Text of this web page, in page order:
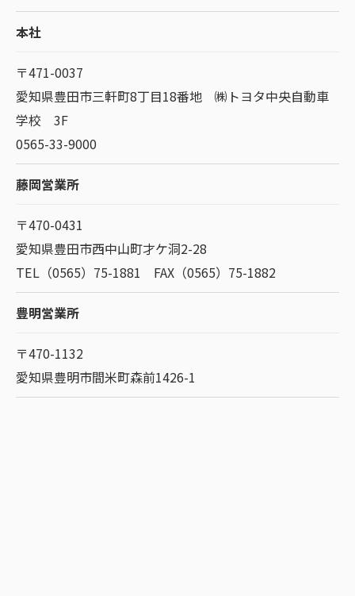
本社
〒471-0037
愛知県豊田市三軒町8丁目18番地 ㈱トヨタ中央自動車
学校 3F
0565-33-9000
藤岡営業所
〒470-0431
愛知県豊田市西中山町才ケ洞2-28
TEL（0565）75-1881 FAX（0565）75-1882
豊明営業所
〒470-1132
愛知県豊明市間米町森前1426-1